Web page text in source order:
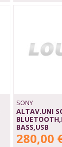
SONY
ALTAV.UNI
BASS,USB
280,00